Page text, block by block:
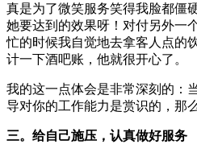
真是为了微笑服务笑得我脸都僵
她要达到的效果呀！对付另外一
忙的时候我自觉地去拿客人点的
计一下酒吧账，他就很开心了。
我的这一点体会是非常深刻的：
导对你的工作能力是赏识的，那
三。给自己施压，认真做好服务